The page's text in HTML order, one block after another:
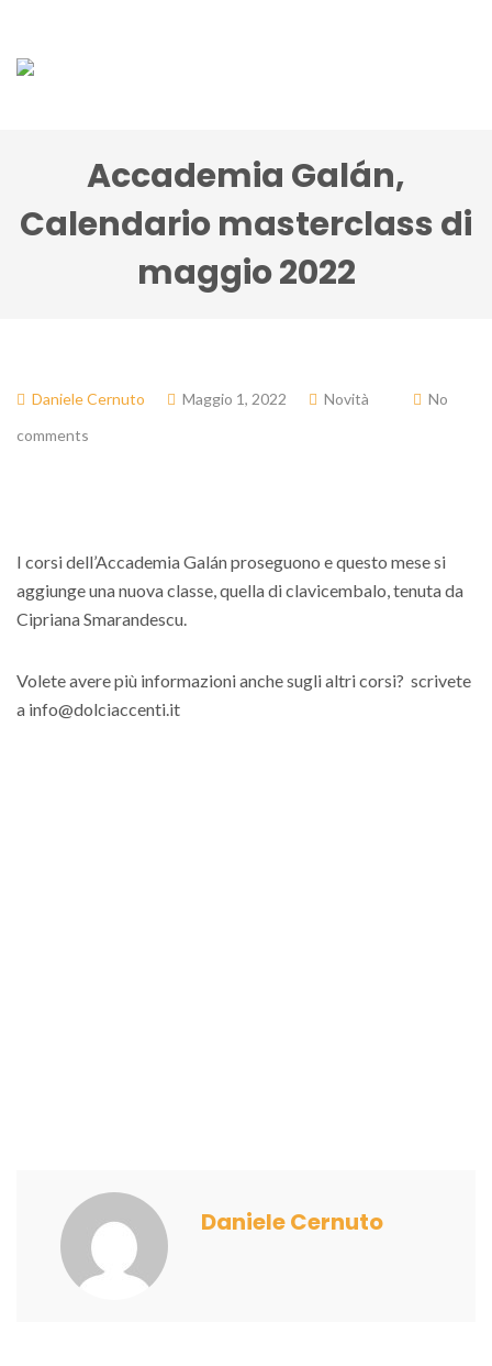
Accademia Galán,
Calendario masterclass di
maggio 2022
Daniele Cernuto Maggio 1, 2022 Novità
No
comments
I corsi dell’Accademia Galán proseguono e questo mese si
aggiunge una nuova classe, quella di clavicembalo, tenuta da
Cipriana Smarandescu.
Volete avere più informazioni anche sugli altri corsi? scrivete
a info@dolciaccenti.it
Daniele Cernuto